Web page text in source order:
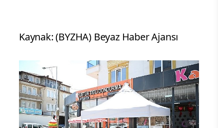
Kaynak: (BYZHA) Beyaz Haber Ajansı